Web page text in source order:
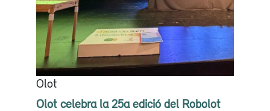
Olot
Olot celebra la 25a edició del Robolot